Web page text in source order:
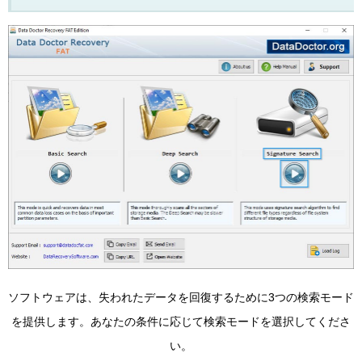
ソフトウェアは、失われたデータを回復するために3つの検索モード
を提供します。あなたの条件に応じて検索モードを選択してくださ
い。